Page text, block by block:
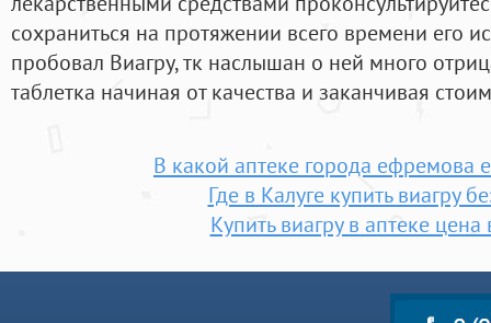
сохраниться на протяжении всего времени его
пробовал Виагру, тк наслышан о ней много
таблетка начиная от качества и заканчивая
В какой аптеке города ефремова
Где в Калуге купить виагру
Купить виагру в аптеке цена